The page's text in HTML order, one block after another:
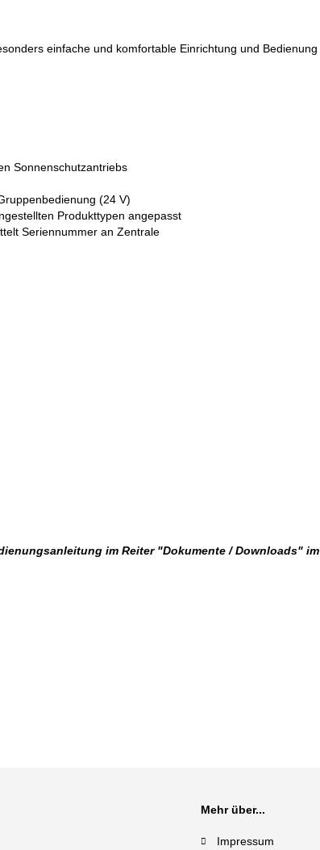
einfache und komfortable Einrichtung und Bedienung
Sonnenschutzantriebs
(24 V)
Produkttypen angepasst
Seriennummer an Zentrale
im Reiter "Dokumente / Downloads" im
Mehr über...
Impressum